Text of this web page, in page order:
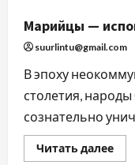
Марийцы —
suurlintu@gmail.com
В эпоху
столетия,
сознательно
Читать далее